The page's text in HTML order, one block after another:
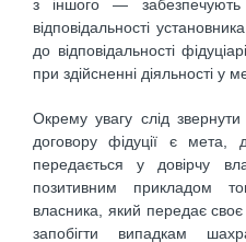
з іншого —
відповідальності
до відповідальності
при здійсненні діяльності у
Окрему увагу слід
договору фідуції є мета,
передається у довірчу
позитивним прикладом
власника, який передає
запобігти випадкам